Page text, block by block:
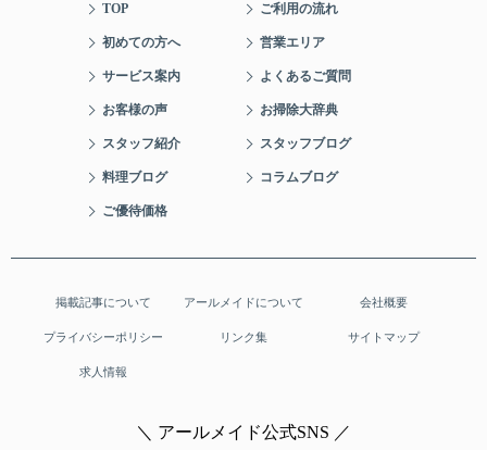
TOP ご利用の流れ
初めての方へ 営業エリア
サービス案内 よくあるご質問
お客様の声 お掃除大辞典
スタッフ紹介 スタッフブログ
料理ブログ コラムブログ
ご優待価格
掲載記事について アールメイドについて 会社概要
プライバシーポリシー リンク集 サイトマップ
求人情報
＼ アールメイド公式SNS ／